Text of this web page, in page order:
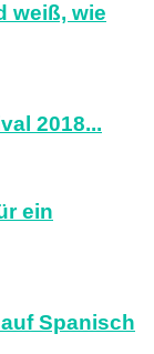
weiß, wie
2018...
ein
Spanisch